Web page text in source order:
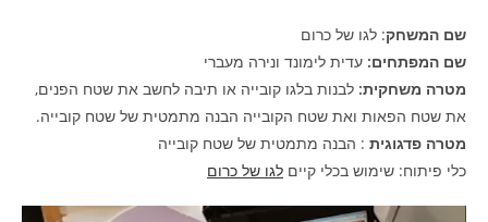
שם המשחק: לגו של כרום
שם המפתחים: עדית לימונד ונירה מעברי
מטרה משחקית: לבנות בלגו קובייה או תיבה לחשב את שטח הפנים,
את שטח הפאות ואת שטח הקובייה הבנה מתמטית של שטח קובייה.
מטרה פדגוגית : הבנה מתמטית של שטח קובייה
כלי פיתוח: שימוש בכלי קיים לגו של כרום